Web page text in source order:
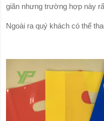
giãn nhưng trường hợp này
Ngoài ra quý khách có thể